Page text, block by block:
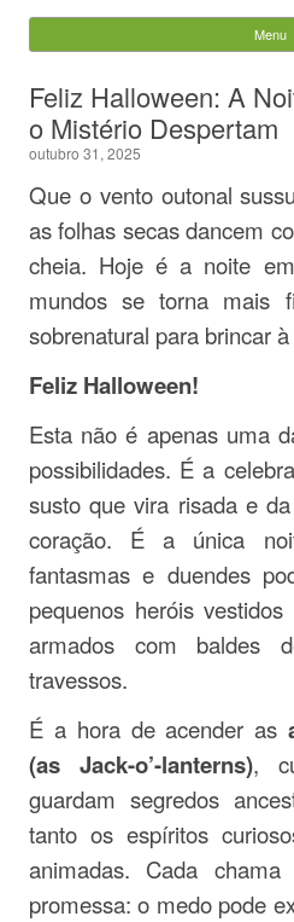
Evandro
por:
Menu
Feliz Halloween: A
o Mistério Despertam
outubro 31, 2025
Que o vento outonal
as folhas secas dancem
cheia. Hoje é a noite
mundos se torna mais
sobrenatural para brincar
Feliz Halloween!
Esta não é apenas uma
possibilidades. É a
susto que vira risada e
coração. É a única
fantasmas e duendes
pequenos heróis
armados com baldes
travessos.
É a hora de acender as
(as Jack-o’-lanterns),
guardam segredos
tanto os espíritos
animadas. Cada
promessa: o medo pode